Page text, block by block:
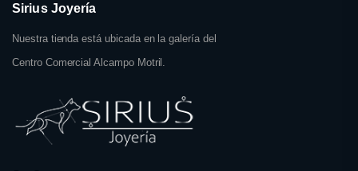
Sirius Joyería
Nuestra tienda está ubicada en la galería del
Centro Comercial Alcampo Motril.